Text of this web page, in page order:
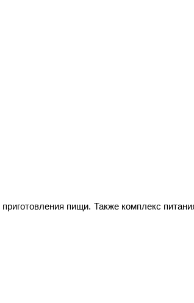
пищи. Также комплекс